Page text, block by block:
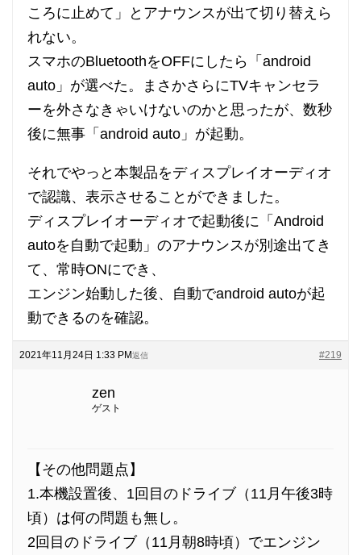
ころに止めて」とアナウンスが出て切り替えら
れない。
スマホのBluetoothをOFFにしたら「android
auto」が選べた。まさかさらにTVキャンセラ
ーを外さなきゃいけないのかと思ったが、数秒
後に無事「android auto」が起動。
それでやっと本製品をディスプレイオーディオ
で認識、表示させることができました。
ディスプレイオーディオで起動後に「Android
autoを自動で起動」のアナウンスが別途出てき
て、常時ONにでき、
エンジン始動した後、自動でandroid autoが起
動できるのを確認。
2021年11月24日 1:33 PM #219
返信
zen
ゲスト
【その他問題点】
1.本機設置後、1回目のドライブ（11月午後3時
頃）は何の問題も無し。
2回目のドライブ（11月朝8時頃）でエンジン